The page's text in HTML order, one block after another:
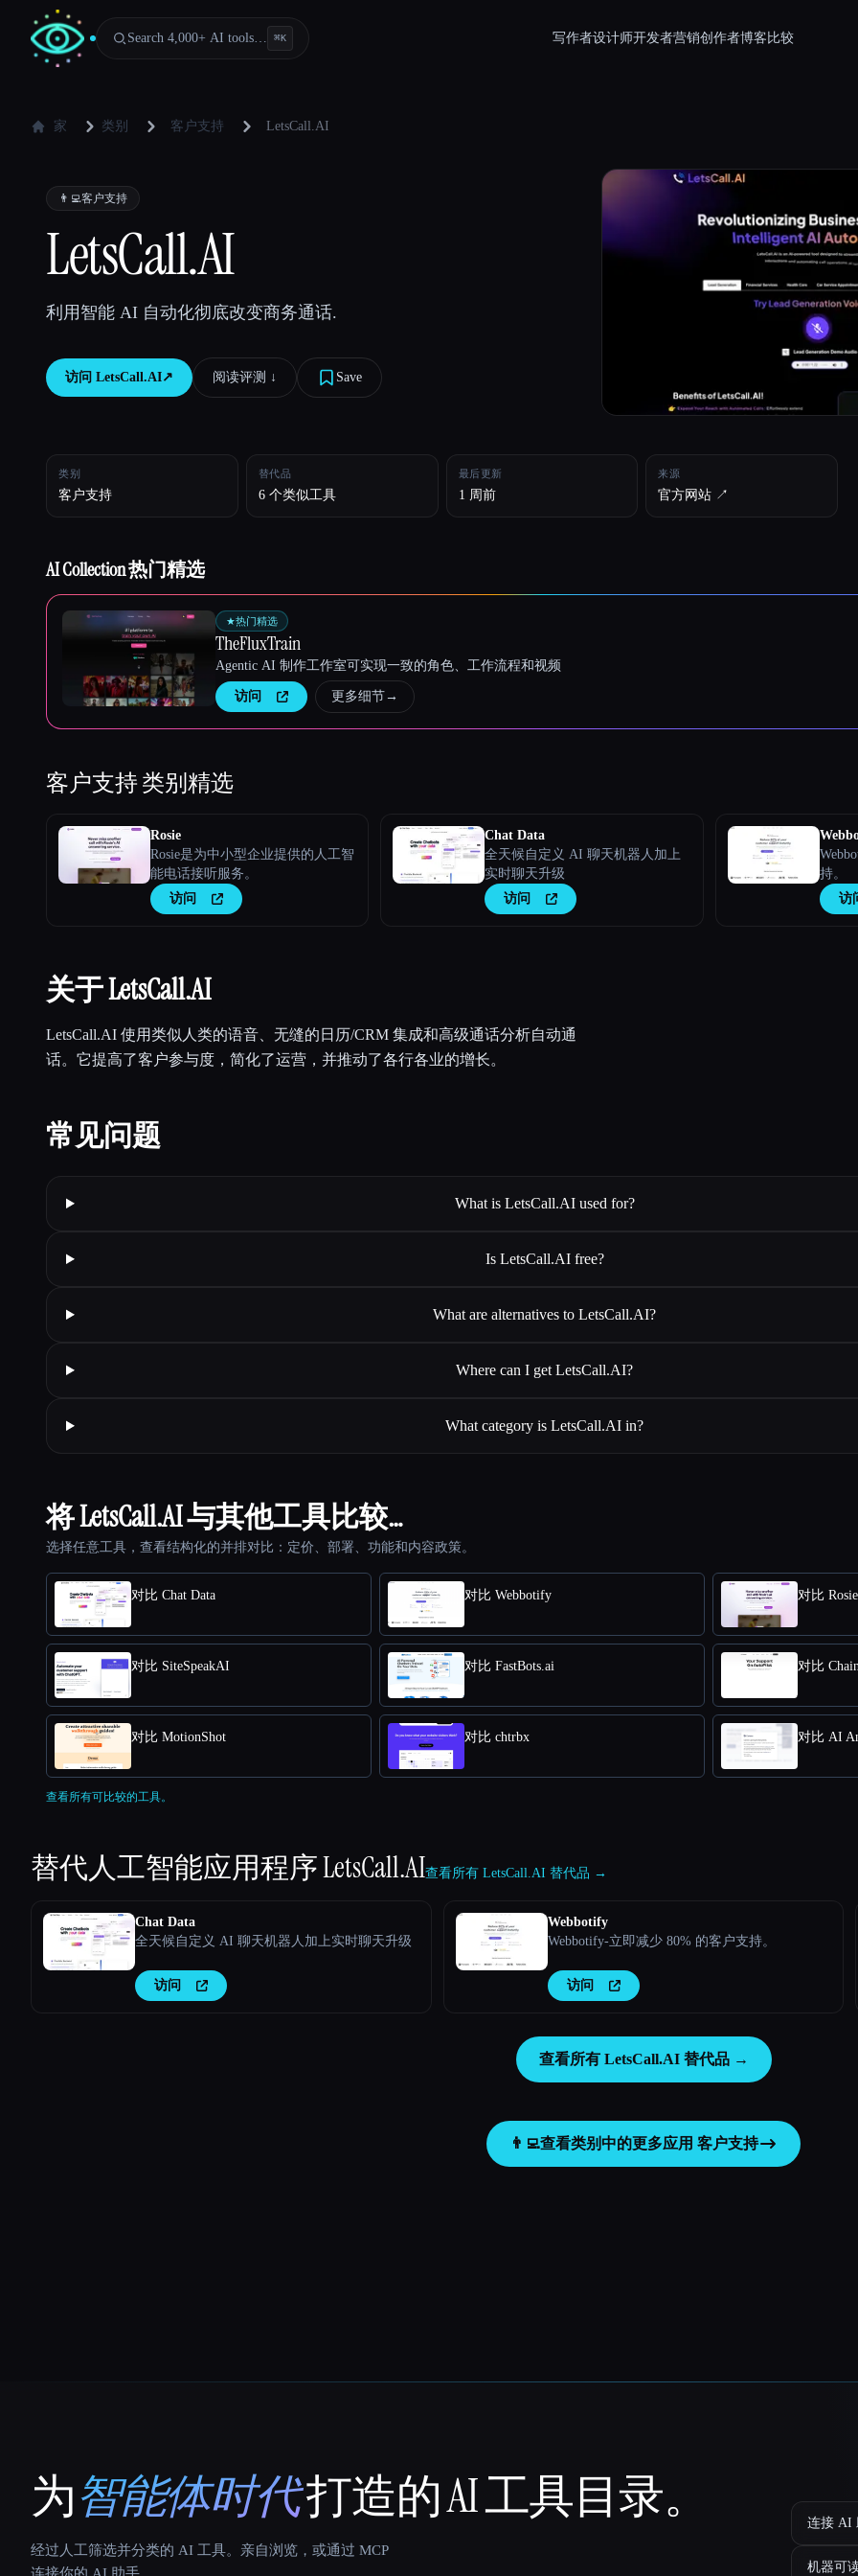
Search 4,000+ AI tools… ⌘K 写作者设计师开发者营销创作者博客 比较
家 类别 客户支持 LetsCall.AI
👨‍💻客户支持
LetsCall.AI
利用智能 AI 自动化彻底改变商务通话.
访问 LetsCall.AI↗︎ 阅读评测 ↓︎ Save
类别
客户支持
替代品
6 个类似工具
最后更新
1 周前
来源
官方网站 ↗︎
AI Collection 热门精选
★热门精选
TheFluxTrain
Agentic AI 制作工作室可实现一致的角色、工作流程和视频
访问 更多细节→
客户支持类别精选
Rosie
Rosie是为中小型企业提供的人工智
能电话接听服务。
访问
Chat Data
全天候自定义 AI 聊天机器人加上
实时聊天升级
访问
持。
访
关于 LetsCall.AI
LetsCall.AI 使用类似人类的语音、无缝的日历/CRM 集成和高级通话分析自动通
话。它提高了客户参与度，简化了运营，并推动了各行各业的增长。
常见问题
What is LetsCall.AI used for?
Is LetsCall.AI free?
What are alternatives to LetsCall.AI?
Where can I get LetsCall.AI?
What category is LetsCall.AI in?
将 LetsCall.AI 与其他工具比较…
选择任意工具，查看结构化的并排对比：定价、部署、功能和内容政策。
对比 Chat Data 对比 Webbotify 对比 Rosie
对比 SiteSpeakAI 对比 FastBots.ai 对比
对比 MotionShot 对比 chtrbx 对比 AI
查看所有可比较的工具。
替代人工智能应用程序LetsCall.AI查看所有 LetsCall.AI 替代品 →
Chat Data
全天候自定义 AI 聊天机器人加上实时聊天升级
访问
Webbotify
Webbotify-立即减少 80% 的客户支持。
访问
查看所有 LetsCall.AI 替代品 →
👨‍💻查看类别中的更多应用 客户支持
That AI Collection
为智能体时代打造的 AI 工具目录。
经过人工筛选并分类的 AI 工具。亲自浏览，或通过 MCP
连接 AI
机器可